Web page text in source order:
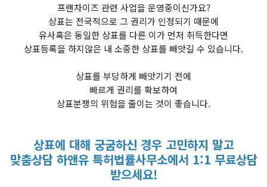
프랜차이즈 관련 사업을 운영중이신가요?
상표는 전국적으로 그 권리가 인정되기 때문에
유사혹은 동일한 상표를 다른 이가 먼저 취득한다면
상표등록을 하지않은 내 소중한 상표를 빼앗길 수 있습니다.
상표를 부당하게 빼앗기기 전에
빠르게 권리를 확보하여
상표분쟁의 위험을 줄이는 것이 좋습니다.
상표에 대해 궁굼하신 경우 고민하지 말고
맞춤상담 하앤유 특허법률사무소에서 1:1 무료상담
받으세요!